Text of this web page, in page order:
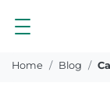
Home Blog